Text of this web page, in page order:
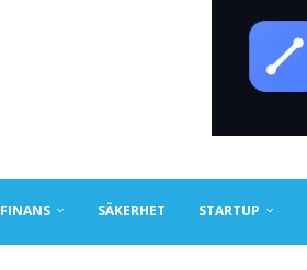
FINANS SÄKERHET STARTUP